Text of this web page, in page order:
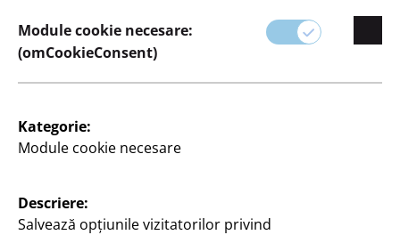
Set carafă
cu pahar, carafă: cca 4,2 x 9,4 x 22,5 cm; pahar:
15
Module cookie necesare:
(omCookieConsent)
Kategorie:
Module cookie necesare
Descriere:
Salvează opțiunile vizitatorilor privind